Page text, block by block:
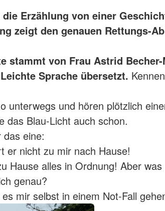
Erzählung von einer
zeigt den genauen Rettungs-
stammt von Frau Astrid Becher-
Sprache übersetzt.
unterwegs und hören plötzlich
das Blau-Licht auch schon.
das eine:
er nicht zu mir nach Hause!
Hause alles in Ordnung! Aber
genau?
mir selbst in einem Not-Fall